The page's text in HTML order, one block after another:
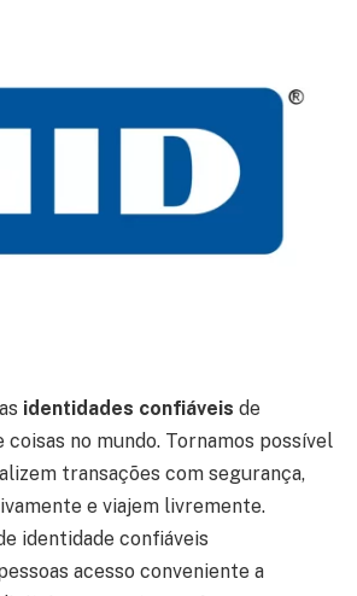
identidades confiáveis de
coisas no mundo. Tornamos possível
transações com segurança,
e viajem livremente.
identidade confiáveis
acesso conveniente a